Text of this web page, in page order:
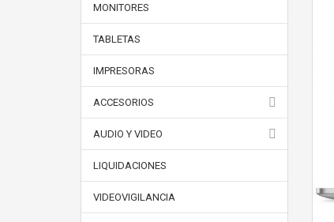
MONITORES
TABLETAS
IMPRESORAS
ACCESORIOS
AUDIO Y VIDEO
LIQUIDACIONES
VIDEOVIGILANCIA